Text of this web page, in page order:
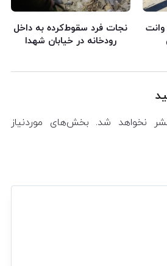
نجات فرد سقوط‌کرده به داخل
رودخانه در خیابان شهدا
نخواهد شد. بخش‌های موردنیاز